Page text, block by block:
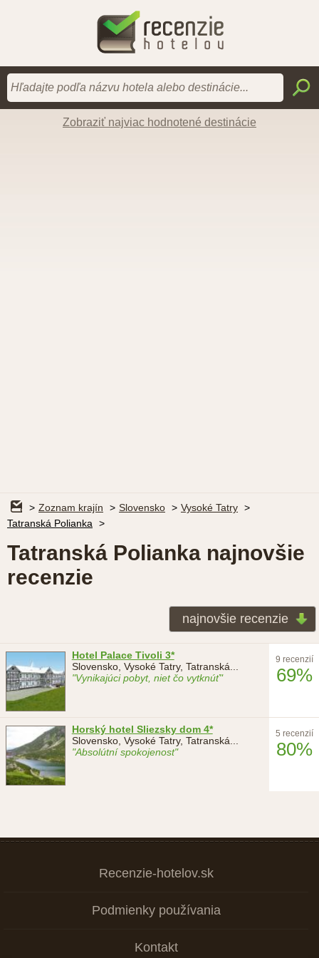
Zobraziť najviac hodnotené destinácie
Zoznam krajín Slovensko
Vysoké Tatry
Tatranská Polianka
Tatranská Polianka najnovšie
recenzie
najnovšie recenzie
Hotel Palace Tivoli 3*
Slovensko, Vysoké Tatry, Tatranská
"Vynikajúci pobyt, niet čo vytknúť"
9 recenzií
69%
Horský hotel Sliezsky dom 4*
Slovensko, Vysoké Tatry, Tatranská
"Absolútní spokojenost"
5 recenzií
80%
Recenzie-hotelov.sk
Podmienky používania
Kontakt